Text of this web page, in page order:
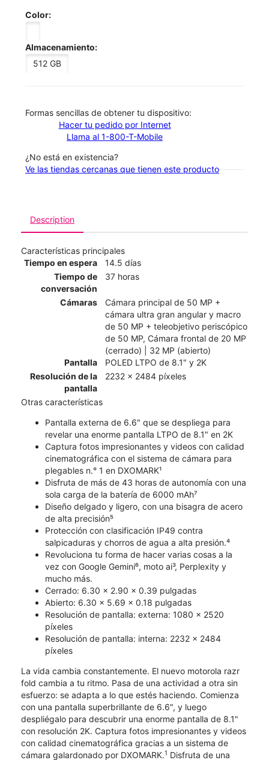
Color:
Almacenamiento:
512 GB
​​​​​​​Formas sencillas de obtener tu dispositivo:
Hacer tu pedido por Internet
Llama al 1-800-T-Mobile
¿No está en existencia?
Ve las tiendas cercanas que tienen este producto
Description
Características principales
Tiempo en espera
14.5 días
Tiempo de
conversación
37 horas
Cámaras
Cámara principal de 50 MP +
cámara ultra gran angular y macro
de 50 MP + teleobjetivo periscópico
de 50 MP, Cámara frontal de 20 MP
(cerrado) | 32 MP (abierto)
Pantalla
POLED LTPO de 8.1" y 2K
Resolución de la
pantalla
2232 x 2484 píxeles
Otras características
Pantalla externa de 6.6" que se despliega para
revelar una enorme pantalla LTPO de 8.1" en 2K
Captura fotos impresionantes y videos con calidad
cinematográfica con el sistema de cámara para
plegables n.° 1 en DXOMARK¹
Disfruta de más de 43 horas de autonomía con una
sola carga de la batería de 6000 mAh⁷
Diseño delgado y ligero, con una bisagra de acero
de alta precisión⁵
Protección con clasificación IP49 contra
salpicaduras y chorros de agua a alta presión.⁴
Revoluciona tu forma de hacer varias cosas a la
vez con Google Gemini⁶, moto ai³, Perplexity y
mucho más.
Cerrado: 6.30 x 2.90 x 0.39 pulgadas
Abierto: 6.30 x 5.69 x 0.18 pulgadas
Resolución de pantalla: externa: 1080 x 2520
píxeles
Resolución de pantalla: interna: 2232 x 2484
píxeles
La vida cambia constantemente. El nuevo motorola razr
fold cambia a tu ritmo. Pasa de una actividad a otra sin
esfuerzo: se adapta a lo que estés haciendo. ​​​​​​​Comienza
con una pantalla superbrillante de 6.6", y luego
despliégalo para descubrir una enorme pantalla de 8.1"
con resolución 2K. Captura fotos impresionantes y videos
con calidad cinematográfica gracias a un sistema de
cámara galardonado por DXOMARK.1 Disfruta de una